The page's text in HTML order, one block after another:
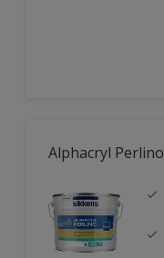
Alphacryl Perlino